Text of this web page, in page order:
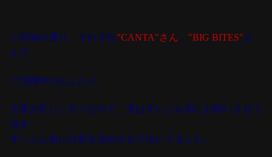
ご存知の通り、それぞれ"CANTA"さん "BIG BITES"さ
んで
ご活躍中のおふたり。
大変お忙しい方々なので、実はずいぶん前にお願いさせて
頂き、
ずいぶん前に日程を決めさせて頂いてました。